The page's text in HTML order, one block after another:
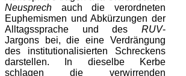
Neusprech auch die verordneten
Euphemismen und Abkürzungen der
Alltagssprache und des RUV-
Jargons bei, die eine Verdrängung
des institutionalisierten Schreckens
darstellen. In dieselbe Kerbe
schlagen die verwirrenden